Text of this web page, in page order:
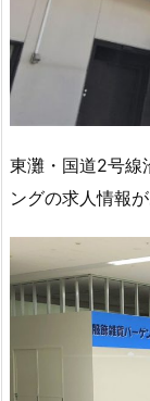
東灘・国道2号線
ングの求人情報